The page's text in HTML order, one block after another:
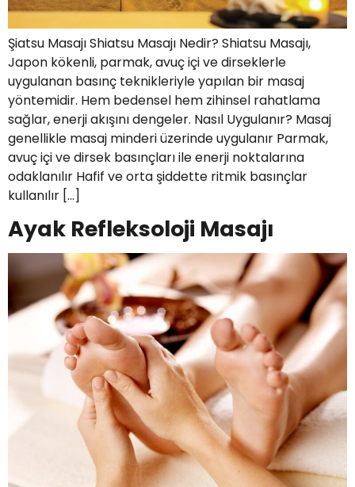
Şiatsu Masajı Shiatsu Masajı Nedir? Shiatsu Masajı,
Japon kökenli, parmak, avuç içi ve dirseklerle
uygulanan basınç teknikleriyle yapılan bir masaj
yöntemidir. Hem bedensel hem zihinsel rahatlama
sağlar, enerji akışını dengeler. Nasıl Uygulanır? Masaj
genellikle masaj minderi üzerinde uygulanır Parmak,
avuç içi ve dirsek basınçları ile enerji noktalarına
odaklanılır Hafif ve orta şiddette ritmik basınçlar
kullanılır […]
Ayak Refleksoloji Masajı